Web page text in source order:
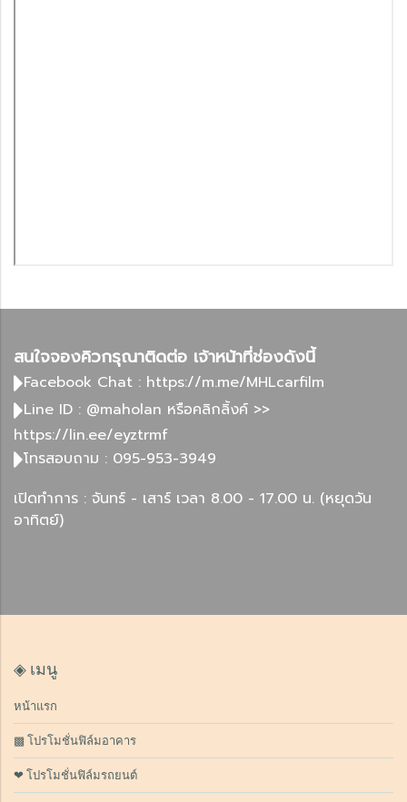
สนใจจองคิวกรุณาติดต่อ เจ้าหน้าที่ช่องดังนี้
Facebook Chat : https://m.me/MHLcarfilm
Line ID : @maholan หรือคลิกลิ้งค์ >>
https://lin.ee/eyztrmf
โทรสอบถาม : 095-953-3949
เปิดทำการ : จันทร์ - เสาร์ เวลา 8.00 - 17.00 น. (หยุดวัน
อาทิตย์)
◈ เมนู
หน้าแรก
▩ โปรโมชั่นฟิล์มอาคาร
❤ โปรโมชั่นฟิล์มรถยนต์